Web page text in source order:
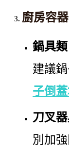
廚房容器
鍋具類
建議
子倒
刀叉
別加